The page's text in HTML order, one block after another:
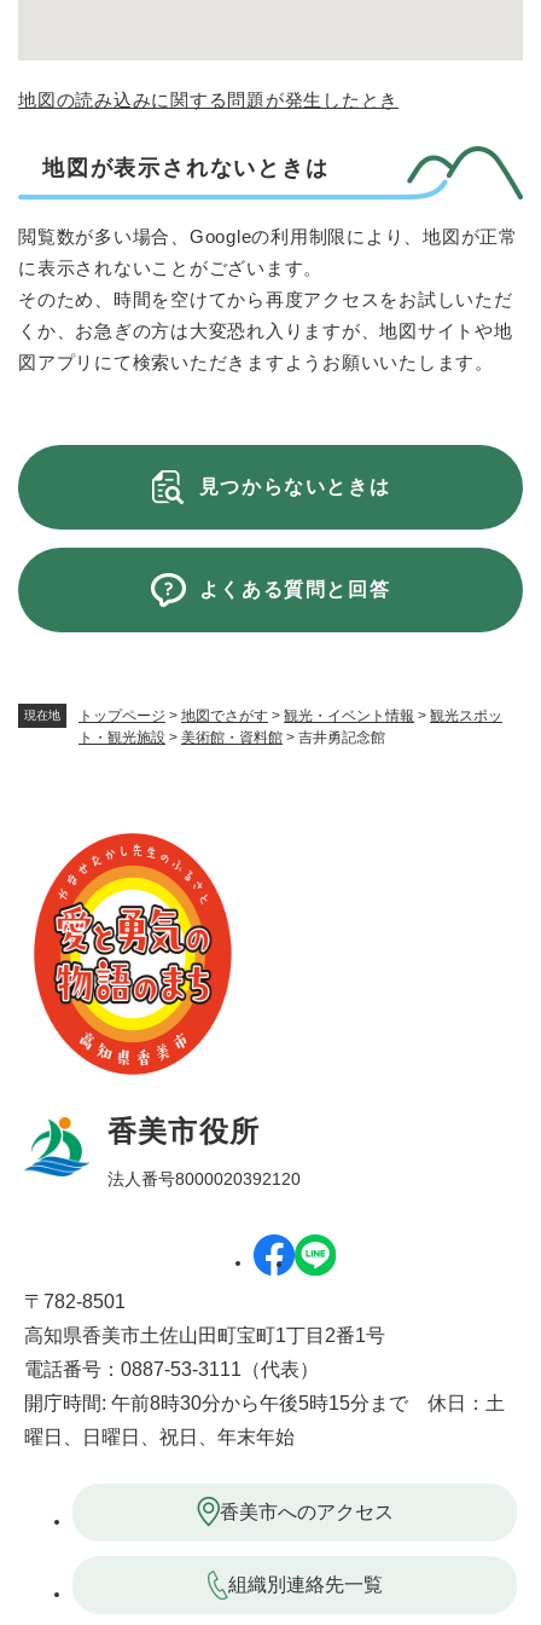
現在地 トップページ > 地図でさがす > 観光・イベント情報 > 観光スポッ
ト・観光施設 > 美術館・資料館 > 吉井勇記念館
地図の読み込みに関する問題が発生したとき
地図が表示されないときは
閲覧数が多い場合、Googleの利用制限により、地図が正常
に表示されないことがございます。
そのため、時間を空けてから再度アクセスをお試しいただ
くか、お急ぎの方は大変恐れ入りますが、地図サイトや地
図アプリにて検索いただきますようお願いいたします。
見つからないときは
よくある質問と回答
香美市役所
法人番号8000020392120
〒782-8501
高知県香美市土佐山田町宝町1丁目2番1号
電話番号：0887-53-3111（代表）
開庁時間: 午前8時30分から午後5時15分まで 休日：土
曜日、日曜日、祝日、年末年始
香美市へのアクセス
組織別連絡先一覧